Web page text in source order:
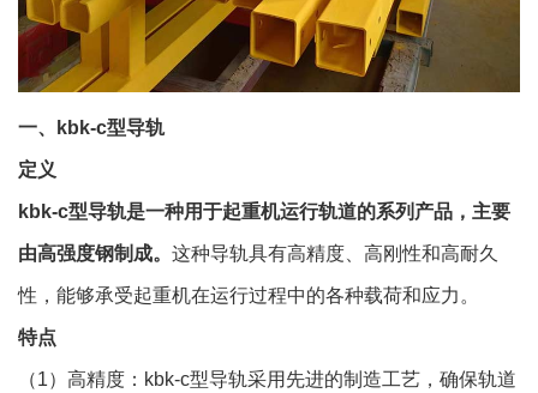
一、kbk-c型导轨
定义
kbk-c型导轨是一种用于起重机运行轨道的系列产品，主要
由高强度钢制成。 这种导轨具有高精度、高刚性和高耐久
性，能够承受起重机在运行过程中的各种载荷和应力。
特点
（1）高精度：kbk-c型导轨采用先进的制造工艺，确保轨道